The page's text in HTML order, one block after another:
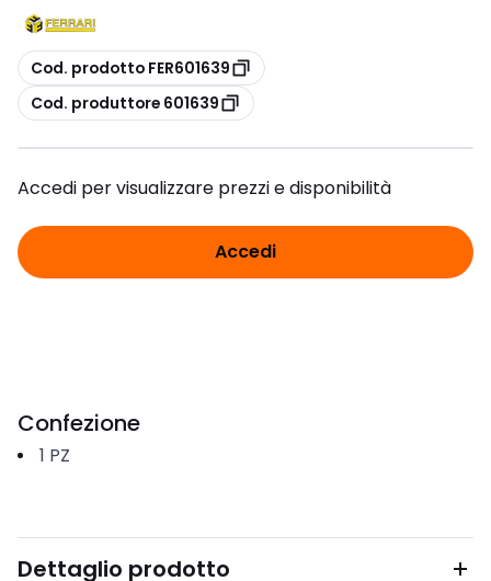
copia
Cod. prodotto FER601639
copia
Cod. produttore 601639
Accedi per visualizzare prezzi e disponibilità
Accedi
Confezione
1 PZ
Dettaglio prodotto